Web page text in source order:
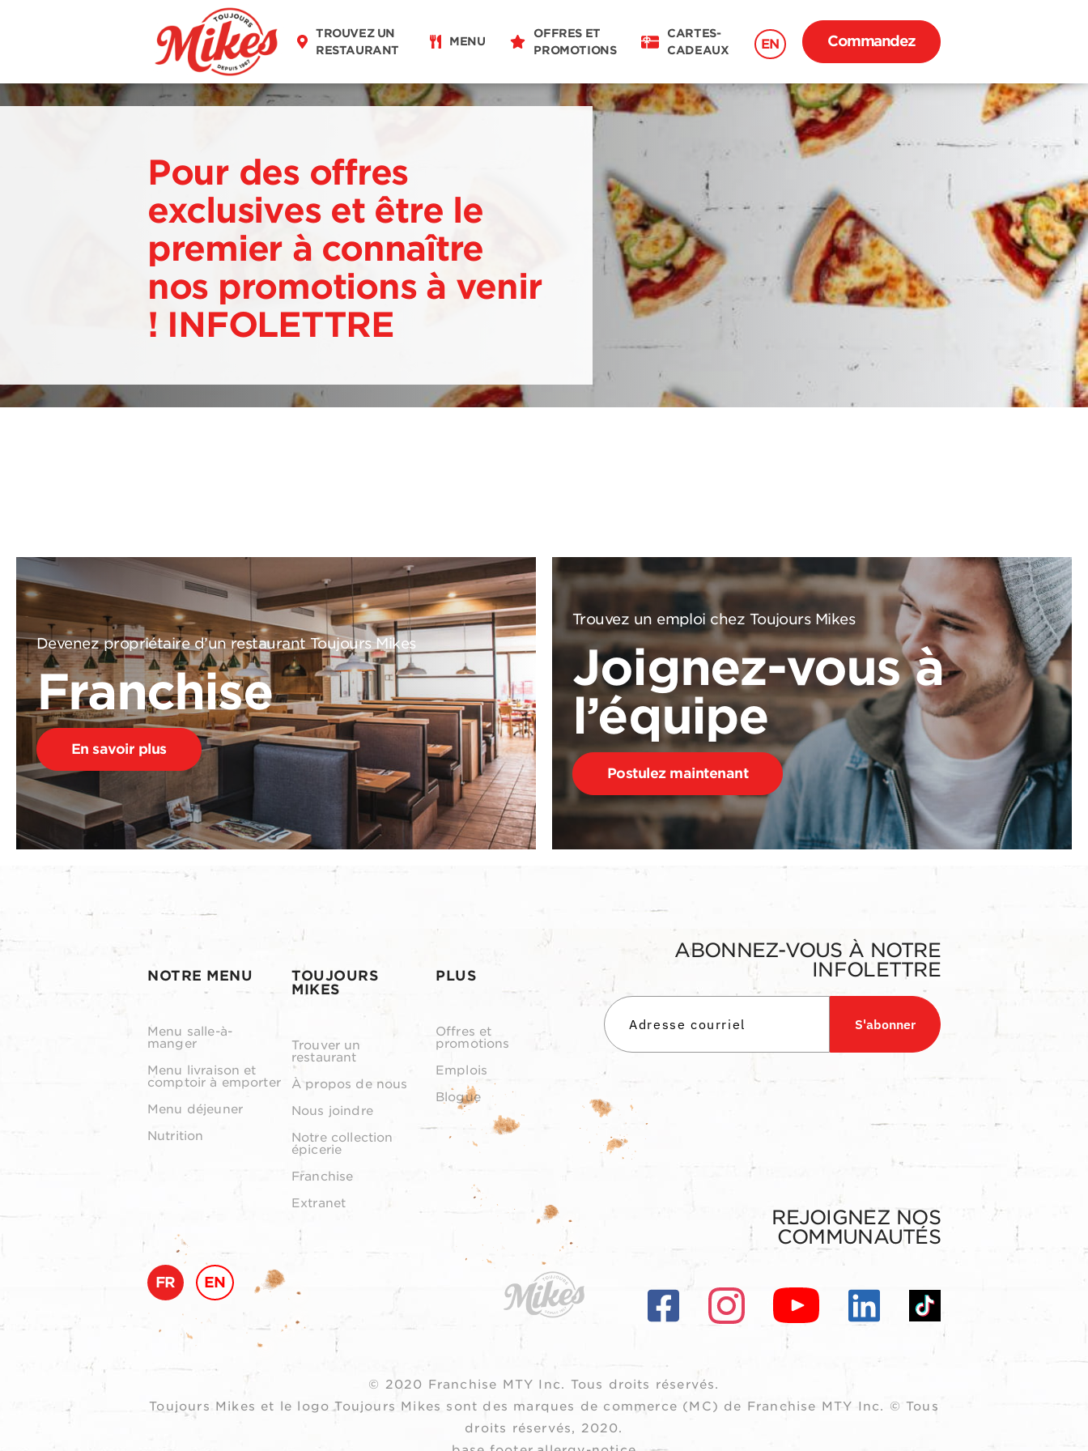
TROUVEZ UN
RESTAURANT
MENU
OFFRES ET
PROMOTIONS
CARTES-
CADEAUX
EN Commandez
Pour des offres
exclusives et être le
premier à connaître
nos promotions à venir
! INFOLETTRE
Devenez propriétaire d’un restaurant Toujours Mikes
Franchise
En savoir plus
Trouvez un emploi chez Toujours Mikes
Joignez-vous à
l’équipe
Postulez maintenant
NOTRE MENU
Menu salle-à-
manger
Menu livraison et
comptoir à emporter
Menu déjeuner
Nutrition
TOUJOURS
MIKES
Trouver un
restaurant
À propos de nous
Nous joindre
Notre collection
épicerie
Franchise
Extranet
PLUS
Offres et
promotions
Emplois
Blogue
ABONNEZ-VOUS À NOTRE
INFOLETTRE
S'abonner
FR EN
REJOIGNEZ NOS
COMMUNAUTÉS
© 2020 Franchise MTY Inc. Tous droits réservés.
Toujours Mikes et le logo Toujours Mikes sont des marques de commerce (MC) de Franchise MTY Inc. © Tous
droits réservés, 2020.